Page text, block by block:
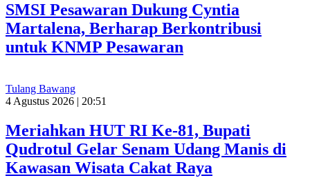
SMSI Pesawaran Dukung Cyntia
Martalena, Berharap Berkontribusi
untuk KNMP Pesawaran
Tulang Bawang
4 Agustus 2026 | 20:51
Meriahkan HUT RI Ke-81, Bupati
Qudrotul Gelar Senam Udang Manis di
Kawasan Wisata Cakat Raya